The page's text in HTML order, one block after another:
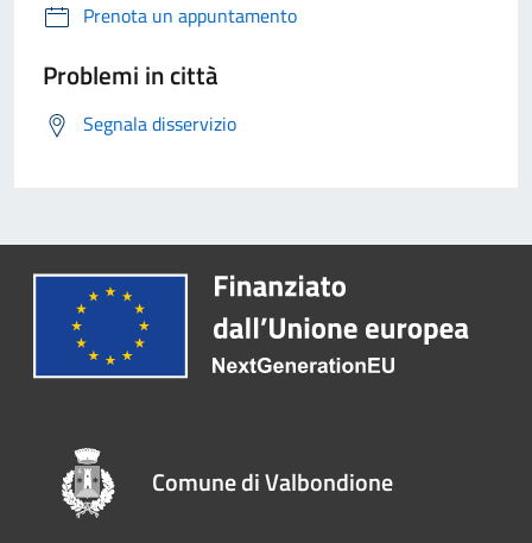
Prenota un appuntamento
Problemi in città
Segnala disservizio
Comune di Valbondione